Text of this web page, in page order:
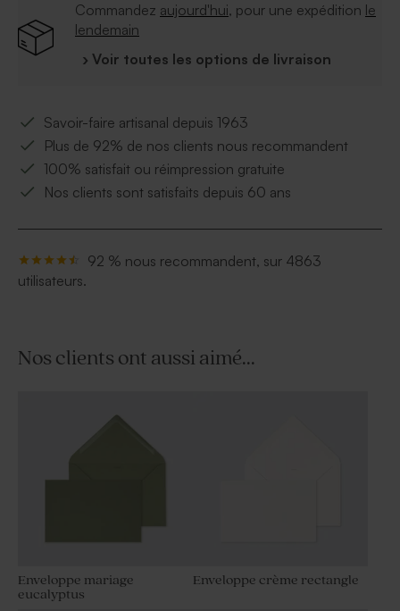
Commandez aujourd'hui, pour une expédition le
lendemain
› Voir toutes les options de livraison
Savoir-faire artisanal depuis 1963
Plus de 92% de nos clients nous recommandent
100% satisfait ou réimpression gratuite
Nos clients sont satisfaits depuis 60 ans
92 % nous recommandent, sur 4863
utilisateurs.
Nos clients ont aussi aimé...
Enveloppe mariage
eucalyptus
Enveloppe crème rectangle